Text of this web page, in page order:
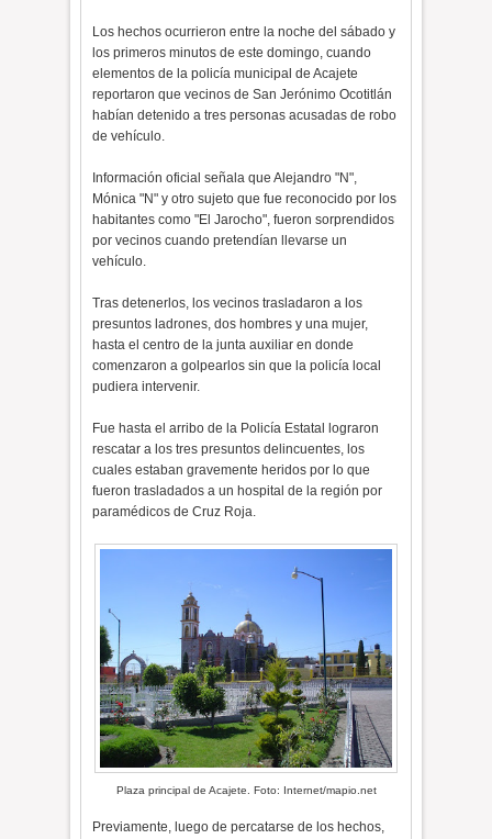
Los hechos ocurrieron entre la noche del sábado y
los primeros minutos de este domingo, cuando
elementos de la policía municipal de Acajete
reportaron que vecinos de San Jerónimo Ocotitlán
habían detenido a tres personas acusadas de robo
de vehículo.
Información oficial señala que Alejandro "N",
Mónica "N" y otro sujeto que fue reconocido por los
habitantes como "El Jarocho", fueron sorprendidos
por vecinos cuando pretendían llevarse un
vehículo.
Tras detenerlos, los vecinos trasladaron a los
presuntos ladrones, dos hombres y una mujer,
hasta el centro de la junta auxiliar en donde
comenzaron a golpearlos sin que la policía local
pudiera intervenir.
Fue hasta el arribo de la Policía Estatal lograron
rescatar a los tres presuntos delincuentes, los
cuales estaban gravemente heridos por lo que
fueron trasladados a un hospital de la región por
paramédicos de Cruz Roja.
Plaza principal de Acajete. Foto: Internet/mapio.net
Previamente, luego de percatarse de los hechos,